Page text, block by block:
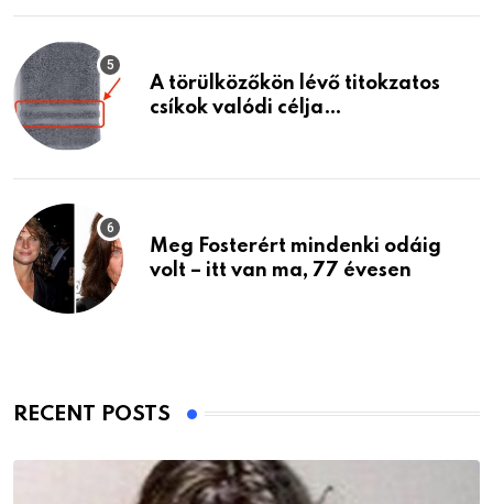
A törülközőkön lévő titokzatos
csíkok valódi célja…
Meg Fosterért mindenki odáig
volt – itt van ma, 77 évesen
RECENT POSTS